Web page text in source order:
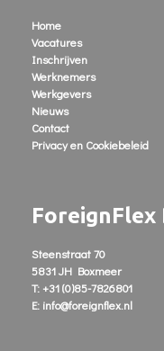
Home
Vacatures
Inschrijven
Werknemers
Werkgevers
Nieuws
Contact
Privacy en Cookiebeleid
ForeignFlex
Steenstraat 70
5831 JH Boxmeer
T: +31 (0)85-7826801
E: info@foreignflex.nl